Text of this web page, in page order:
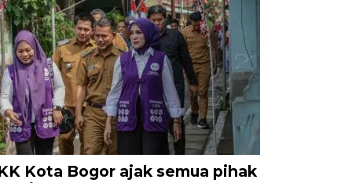
Kota Bogor ajak semua pihak